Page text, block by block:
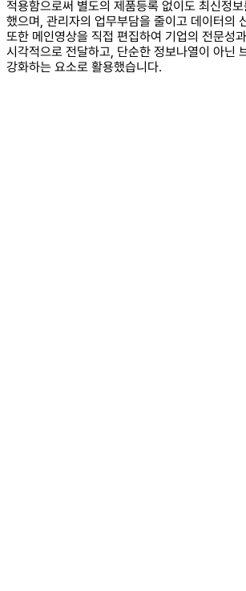
적용함으로써 별도의 제품등록 없이도 최신정
했으며, 관리자의 업무부담을 줄이고 데이터의
또한 메인영상을 직접 편집하여 기업의 전문성
시각적으로 전달하고, 단순한 정보나열이 아닌
강화하는 요소로 활용했습니다.